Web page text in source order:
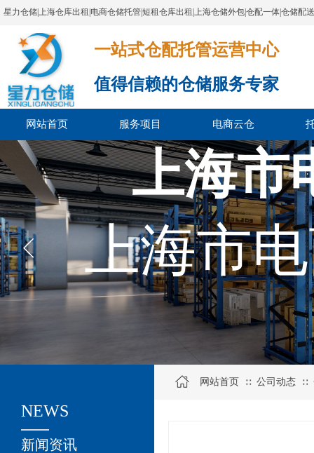
星力仓储|上海仓库出租|电商仓储托管|短租仓库出租|上海仓储外包|仓配一体|仓储配
一站式仓配托管运营中心​​​​​​​​​​​​​​​​​
值得信赖的仓储服务专家
网站首页 服务项目 电商云仓
上海市
上海市
关于我们
新闻资讯
NEWS
网站首页 ∷ 公司动态 ∷